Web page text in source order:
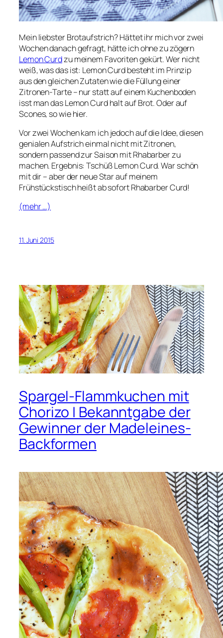
Mein liebster Brotaufstrich? Hättet ihr mich vor zwei
Wochen danach gefragt, hätte ich ohne zu zögern
Lemon Curdzu meinem Favoriten gekürt. Wer nicht
weiß, was das ist: Lemon Curd besteht im Prinzip
aus den gleichen Zutaten wie die Füllung einer
Zitronen-Tarte – nur statt auf einem Kuchenboden
isst man das Lemon Curd halt auf Brot. Oder auf
Scones, so wie hier.
Vor zwei Wochen kam ich jedoch auf die Idee, diesen
genialen Aufstrich einmal nicht mit Zitronen,
sondern passend zur Saison mit Rhabarber zu
machen. Ergebnis: Tschüß Lemon Curd. War schön
mit dir – aber der neue Star auf meinem
Frühstückstisch heißt ab sofort Rhabarber Curd!
(mehr …)
11. Juni 2015
Spargel-Flammkuchen mit
Chorizo | Bekanntgabe der
Gewinner der Madeleines-
Backformen